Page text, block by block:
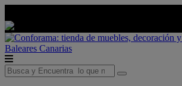
Baleares Canarias